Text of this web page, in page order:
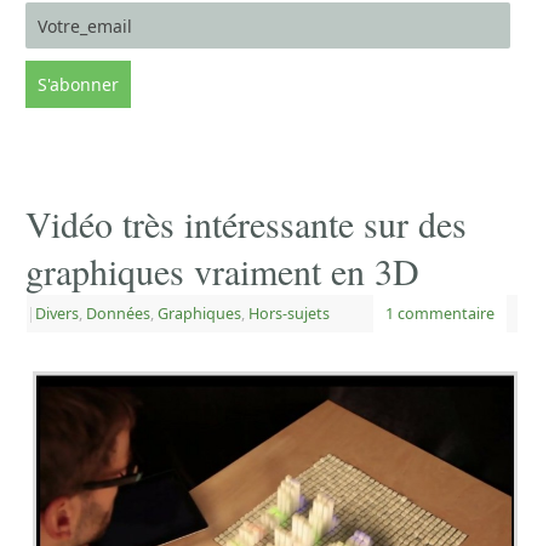
Vidéo très intéressante sur des
graphiques vraiment en 3D
| Divers, Données, Graphiques, Hors-sujets 1 commentaire